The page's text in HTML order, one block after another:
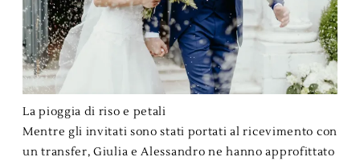
La pioggia di riso e petali
Mentre gli invitati sono stati portati al ricevimento con
un transfer, Giulia e Alessandro ne hanno approfittato